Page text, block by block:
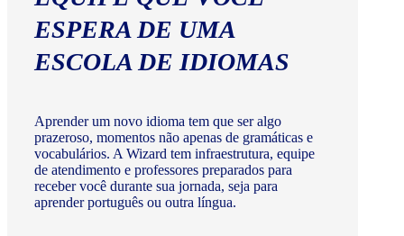
ESPERA DE UMA
ESCOLA DE IDIOMAS
Aprender um novo idioma tem que ser algo
prazeroso, momentos não apenas de gramáticas e
vocabulários. A Wizard tem infraestrutura, equipe
de atendimento e professores preparados para
receber você durante sua jornada, seja para
aprender português ou outra língua.